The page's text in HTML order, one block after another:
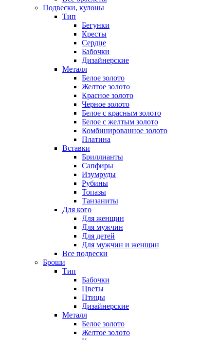
Подвески, кулоны
Тип
Бегунки
Кресты
Сердце
Бабочки
Дизайнерские
Металл
Белое золото
Желтое золото
Красное золото
Черное золото
Белое с красным золото
Белое с желтым золото
Комбинированное золото
Платина
Вставки
Бриллианты
Сапфиры
Изумруды
Рубины
Топазы
Танзаниты
Для кого
Для женщин
Для мужчин
Для детей
Для мужчин и женщин
Все подвески
Броши
Тип
Бабочки
Цветы
Птицы
Дизайнерские
Металл
Белое золото
Желтое золото